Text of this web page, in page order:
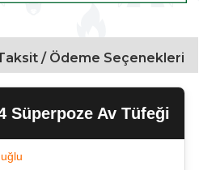
/ Ödeme Seçenekleri
Süperpoze Av Tüfeği